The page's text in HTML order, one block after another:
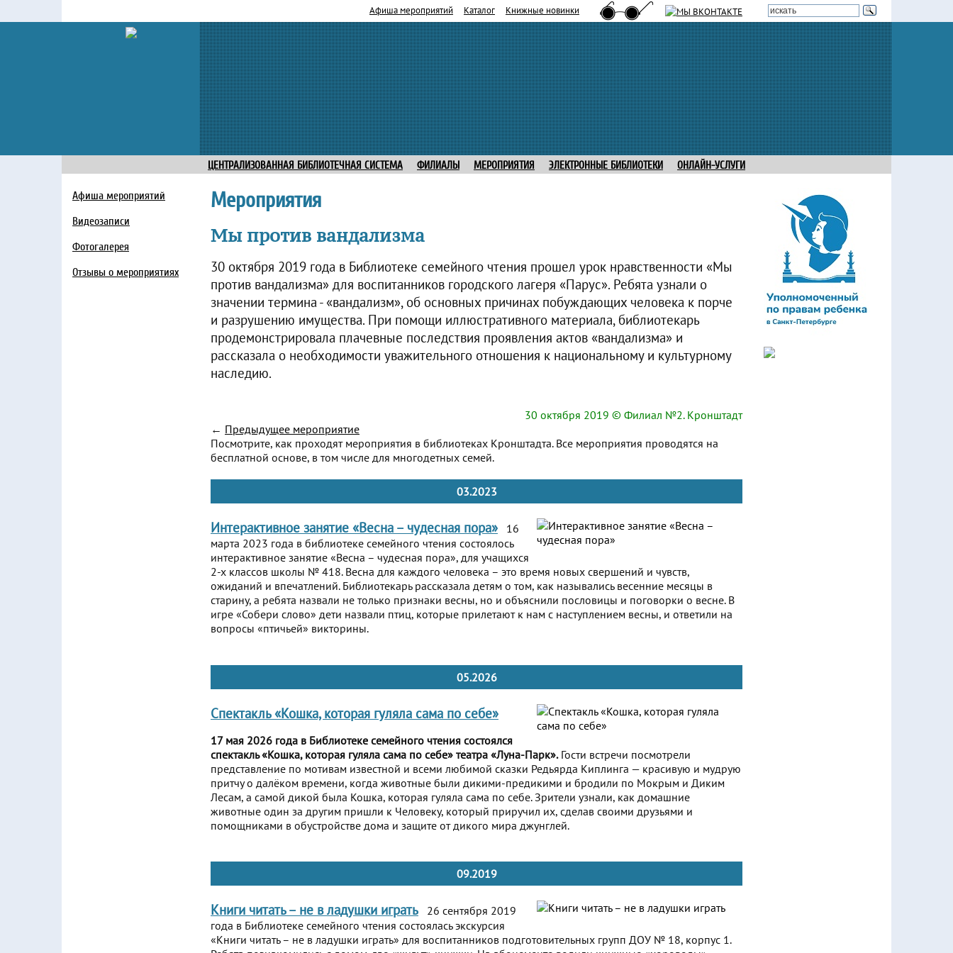
Афиша мероприятий Каталог Книжные новинки
ЦЕНТРАЛИЗОВАННАЯ БИБЛИОТЕЧНАЯ СИСТЕМА ФИЛИАЛЫ МЕРОПРИЯТИЯ ЭЛЕКТРОННЫЕ БИБЛИОТЕКИ ОНЛАЙН-УСЛУГИ
Афиша мероприятий
Видеозаписи
Фотогалерея
Отзывы о мероприятиях
Мероприятия
Мы против вандализма
30 октября 2019 года в Библиотеке семейного чтения прошел урок нравственности «Мы
против вандализма» для воспитанников городского лагеря «Парус». Ребята узнали о
значении термина - «вандализм», об основных причинах побуждающих человека к порче
и разрушению имущества. При помощи иллюстративного материала, библиотекарь
продемонстрировала плачевные последствия проявления актов «вандализма» и
рассказала о необходимости уважительного отношения к национальному и культурному
наследию.
30 октября 2019 © Филиал №2. Кронштадт
← Предыдущее мероприятие
Посмотрите, как проходят мероприятия в библиотеках Кронштадта. Все мероприятия проводятся на
бесплатной основе, в том числе для многодетных семей.
03.2023
Интерактивное занятие «Весна – чудесная пора»
16
марта 2023 года в библиотеке семейного чтения состоялось
интерактивное занятие «Весна – чудесная пора», для учащихся
2-х классов школы № 418. Весна для каждого человека – это время новых свершений и чувств,
ожиданий и впечатлений. Библиотекарь рассказала детям о том, как назывались весенние месяцы в
старину, а ребята назвали не только признаки весны, но и объяснили пословицы и поговорки о весне. В
игре «Собери слово» дети назвали птиц, которые прилетают к нам с наступлением весны, и ответили на
вопросы «птичьей» викторины.
05.2026
Спектакль «Кошка, которая гуляла сама по себе»
17 мая 2026 года в Библиотеке семейного чтения состоялся
спектакль «Кошка, которая гуляла сама по себе» театра «Луна-Парк».Гости встречи посмотрели
представление по мотивам известной и всеми любимой сказки Редьярда Киплинга — красивую и мудрую
притчу о далёком времени, когда животные были дикими-предикими и бродили по Мокрым и Диким
Лесам, а самой дикой была Кошка, которая гуляла сама по себе. Зрители узнали, как домашние
животные один за другим пришли к Человеку, который приручил их, сделав своими друзьями и
помощниками в обустройстве дома и защите от дикого мира джунглей.
09.2019
Книги читать – не в ладушки играть
26 сентября 2019
года в Библиотеке семейного чтения состоялась экскурсия
«Книги читать – не в ладушки играть» для воспитанников подготовительных групп ДОУ № 18, корпус 1.